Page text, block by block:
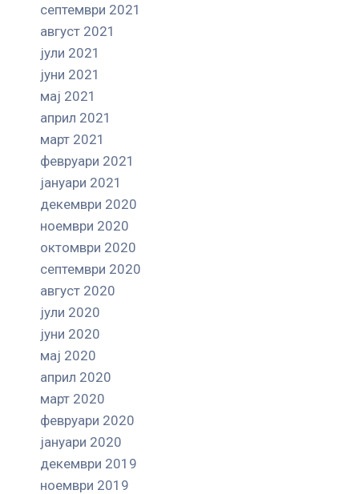
септември 2021
август 2021
јули 2021
јуни 2021
мај 2021
април 2021
март 2021
февруари 2021
јануари 2021
декември 2020
ноември 2020
октомври 2020
септември 2020
август 2020
јули 2020
јуни 2020
мај 2020
април 2020
март 2020
февруари 2020
јануари 2020
декември 2019
ноември 2019